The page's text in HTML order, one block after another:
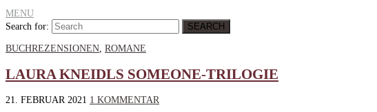
MENU
Search for:
SEARCH
BUCHREZENSIONEN ROMANE
LAURA KNEIDLS SOMEONE-TRILOGIE
21. FEBRUAR 2021 1 KOMMENTAR